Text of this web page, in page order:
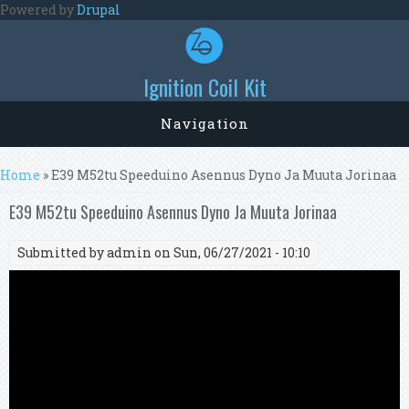
Skip to main content
Powered byDrupal
Ignition Coil Kit
Navigation
You are here
Home » E39 M52tu Speeduino Asennus Dyno Ja Muuta Jorinaa
E39 M52tu Speeduino Asennus Dyno Ja Muuta Jorinaa
Submitted byadmin on Sun, 06/27/2021 - 10:10